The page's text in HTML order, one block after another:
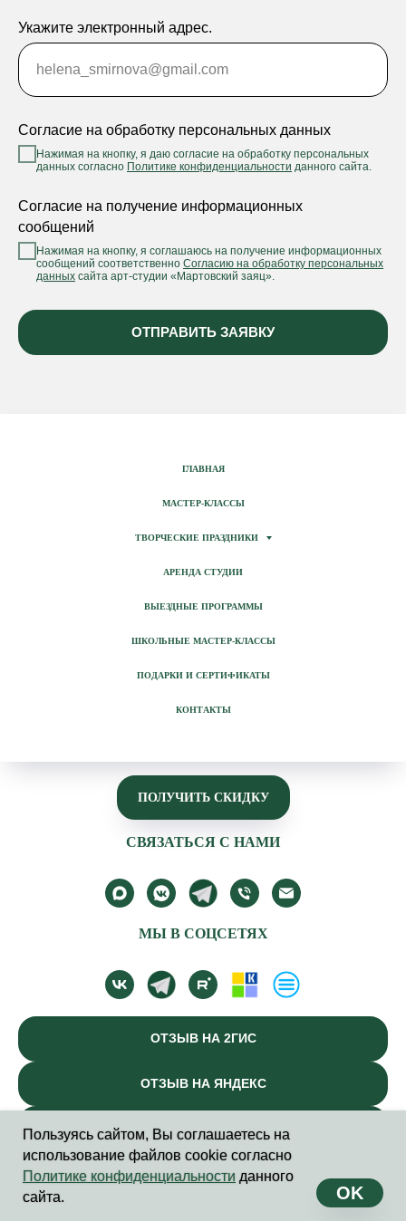
Мартовский заяц на связи!
Укажите электронный адрес.
helena_smirnova@gmail.com
Согласие на обработку персональных данных
Нажимая на кнопку, я даю согласие на обработку персональных
данных согласно Политике конфиденциальности данного сайта.
Согласие на получение информационных
сообщений
Нажимая на кнопку, я соглашаюсь на получение информационных
сообщений соответственно Согласию на обработку персональных
данных сайта арт-студии «Мартовский заяц».
ОТПРАВИТЬ ЗАЯВКУ
Пользуясь сайтом, Вы соглашаетесь на
использование файлов cookie согласно
Политике конфиденциальности данного
сайта.
OK
ГЛАВНАЯ
МАСТЕР-КЛАССЫ
ТВОРЧЕСКИЕ ПРАЗДНИКИ
АРЕНДА СТУДИИ
ВЫЕЗДНЫЕ ПРОГРАММЫ
ШКОЛЬНЫЕ МАСТЕР-КЛАССЫ
ПОДАРКИ И СЕРТИФИКАТЫ
КОНТАКТЫ
ПОЛУЧИТЬ СКИДКУ
СВЯЗАТЬСЯ С НАМИ
МЫ В СОЦСЕТЯХ
ОТЗЫВ НА 2ГИС
ОТЗЫВ НА ЯНДЕКС
СПБ, УЛ. ГОРОХОВАЯ, ДОМ 55У.
КОД ВОРОТ В АРКЕ - 5865B.